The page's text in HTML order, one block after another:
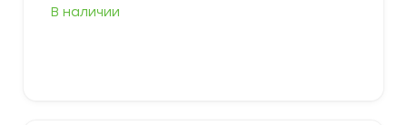
В наличии